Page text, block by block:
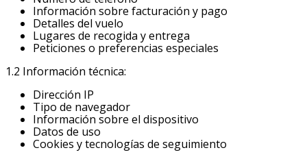
Información sobre facturación y pago
Detalles del vuelo
Lugares de recogida y entrega
Peticiones o preferencias especiales
1.2 Información técnica:
Dirección IP
Tipo de navegador
Información sobre el dispositivo
Datos de uso
Cookies y tecnologías de seguimiento